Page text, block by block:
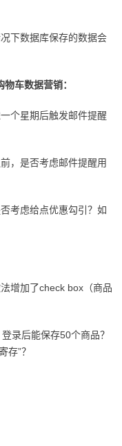
下数据库保存的数据会
车数据营销：
个星期后触发邮件提醒
，是否考虑邮件提醒用
考虑给点优惠勾引？如
增加了check box（商品
录后能保存50个商品？
存”？